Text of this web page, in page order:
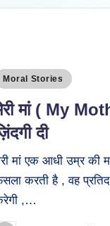
Moral Stories
मां ( My
दी
मां एक आधी उम्र की
करती है , वह
,…